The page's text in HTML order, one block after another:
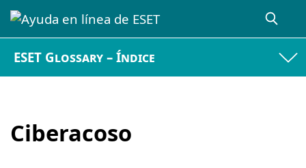
ESET Glossary – Índice
Ciberacoso